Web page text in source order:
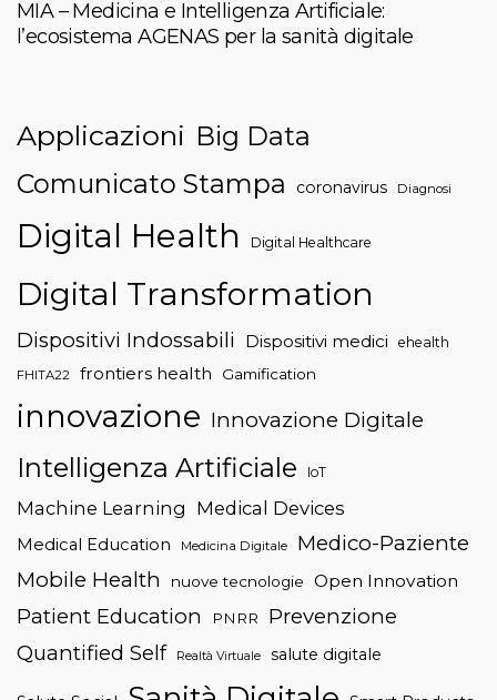
MIA – Medicina e Intelligenza Artificiale:
l’ecosistema AGENAS per la sanità digitale
Applicazioni Big Data
Comunicato Stampa
coronavirus Diagnosi
Digital Health Digital Healthcare
Digital Transformation
Dispositivi Indossabili Dispositivi medici ehealth
FHITA22 frontiers health Gamification
innovazione Innovazione Digitale
Intelligenza Artificiale IoT
Machine Learning Medical Devices
Medical Education Medicina Digitale
Medico-Paziente
Mobile Health
nuove tecnologie Open Innovation
Patient Education PNRR
Prevenzione
Quantified Self
Realtà Virtuale salute digitale